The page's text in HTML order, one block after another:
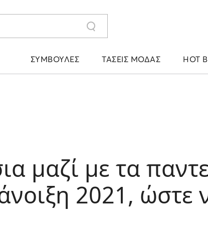
ΣΥΜΒΟΥΛΈΣ ΤΆΣΕΙΣ ΜΌΔΑΣ HOT
μαζί με τα
2021, ώστε